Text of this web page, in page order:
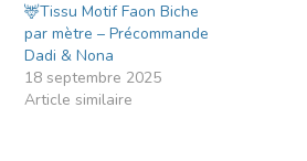
🦌Tissu Motif Faon Biche
par mètre – Précommande
Dadi & Nona
18 septembre 2025
Article similaire